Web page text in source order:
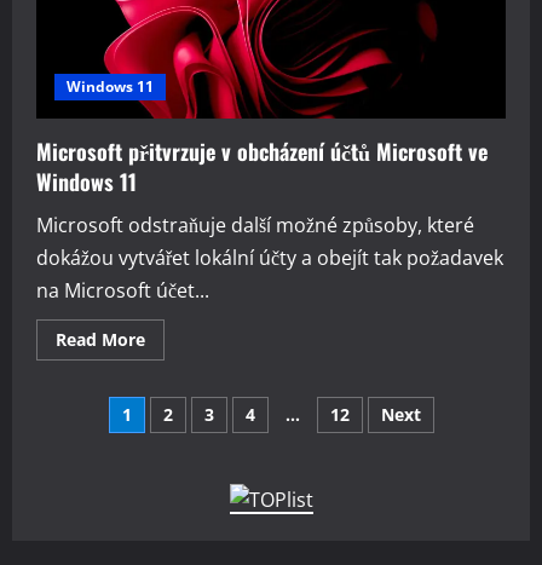
Windows 11
Microsoft přitvrzuje v obcházení účtů Microsoft ve
Windows 11
Microsoft odstraňuje další možné způsoby, které
dokážou vytvářet lokální účty a obejít tak požadavek
na Microsoft účet...
Read MoreRead
more
přitvrzuje
obcházení
Stránkování
příspěvků
1 2 3 4 … 12 Next